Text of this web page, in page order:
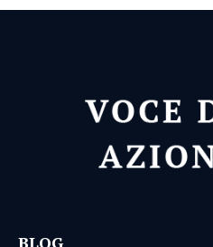
BLOG